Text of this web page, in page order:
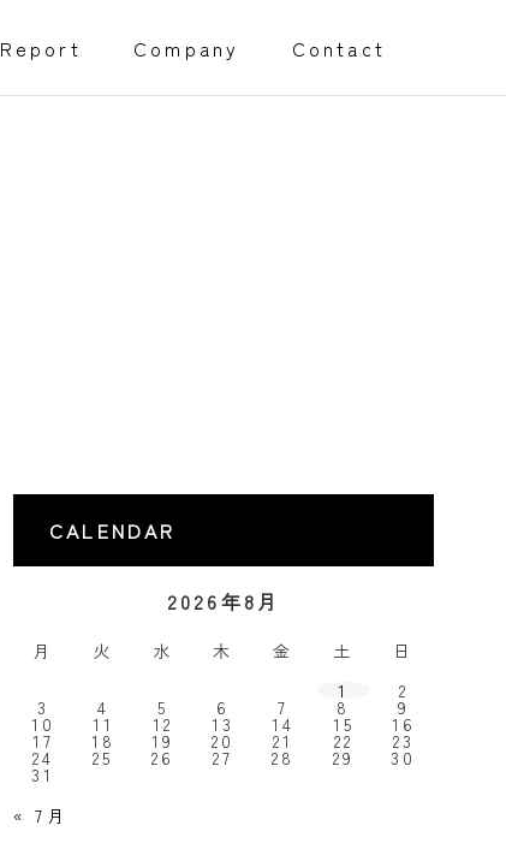
Report Company Contact
Webページサポート事業
CALENDAR
2026年8月
月 火 水 木 金 土
日
1
2
3 4 5 6 7 8 9
10 11 12 13 14 15 16
17 18 19 20 21 22 23
24 25 26 27 28 29 30
31
« 7月